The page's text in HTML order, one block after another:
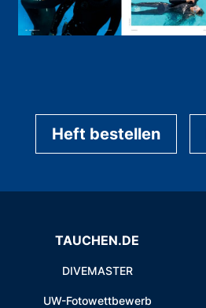
Heft bestellen
TAUCHEN.DE
DIVEMASTER
UW-Fotowettbewerb